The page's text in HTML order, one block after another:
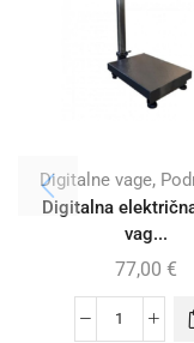
Digitalne vage,
Digitalna
vag...
77,00 €